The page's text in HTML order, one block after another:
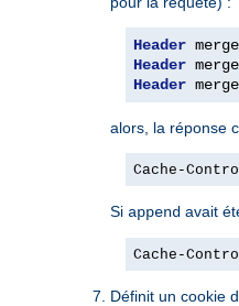
Header merge
Header merge
Header merge
alors, la réponse
Cache-
Si append avait
Cache-
Définit un cookie